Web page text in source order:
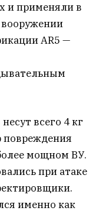
и применяли в
вооружении
AR5 —
всего 4 кг
повреждения
мощном ВУ.
при атаке
именно как